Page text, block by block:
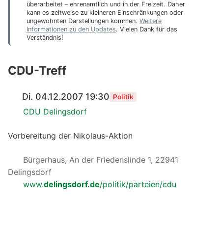
überarbeitet – ehrenamtlich und in der Freizeit. Daher
kann es zeitweise zu kleineren Einschränkungen oder
ungewohnten Darstellungen kommen. Weitere
Informationen zu den Updates. Vielen Dank für das
Verständnis!
CDU-Treff
Di. 04.12.2007 19:30 Politik
CDU Delingsdorf
Vorbereitung der Nikolaus-Aktion
Bürgerhaus, An der Friedenslinde 1, 22941
Delingsdorf
www.delingsdorf.de/politik/parteien/cdu